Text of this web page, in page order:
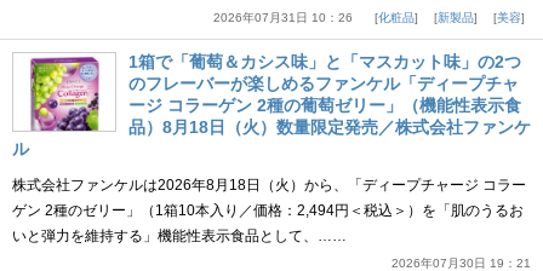
2026年07月31日 10：26 化粧品 新製品 美容
1箱で「葡萄＆カシス味」と「マスカット味」の2つ
のフレーバーが楽しめるファンケル「ディープチャ
ージ コラーゲン 2種の葡萄ゼリー」（機能性表示食
品）8月18日（火）数量限定発売／株式会社ファンケ
ル
株式会社ファンケルは2026年8月18日（火）から、「ディープチャージ コラー
ゲン 2種のゼリー」（1箱10本入り／価格：2,494円＜税込＞）を「肌のうるお
いと弾力を維持する」機能性表示食品として、……
2026年07月30日 19：21